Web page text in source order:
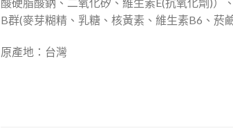
B群(麥芽糊精、乳糖、核黃素、維生素B6、菸
原產地：台灣